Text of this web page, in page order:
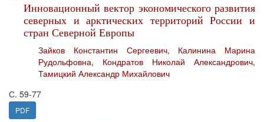
Инновационный вектор экономического развития
северных и арктических территорий России и
стран Северной Европы
Зайков Константин Сергеевич, Калинина Марина
Рудольфовна, Кондратов Николай Александрович,
Тамицкий Александр Михайлович
С. 59-77
PDF